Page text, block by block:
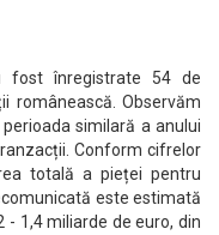
fost înregistrate 54 de
românească. Observăm
similară a anului
Conform cifrelor
totală a pieței pentru
este estimată
- 1,4 miliarde de euro, din